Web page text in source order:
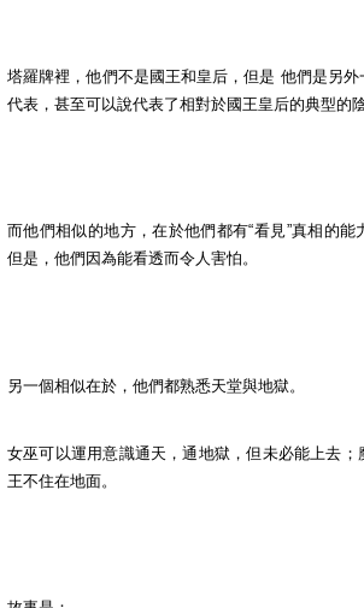
塔羅牌裡，他們不是國王和皇后，但是 他們是另
代表，甚至可以說代表了相對於國王皇后的典型的陰
而他們相似的地方，在於他們都有“看見”真相的能
但是，他們因為能看透而令人害怕。
另一個相似在於，他們都熟悉天堂與地獄。
女巫可以運用意識通天，通地獄，但未必能上去；
王不住在地面。